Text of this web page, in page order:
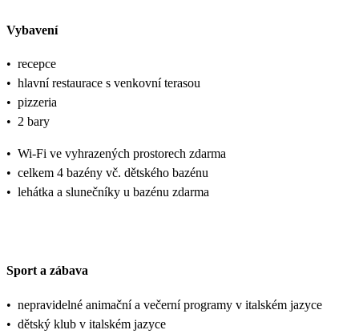
Vybavení
• recepce
• hlavní restaurace s venkovní terasou
• pizzeria
• 2 bary
• Wi-Fi ve vyhrazených prostorech zdarma
• celkem 4 bazény vč. dětského bazénu
• lehátka a slunečníky u bazénu zdarma
Sport a zábava
• nepravidelné animační a večerní programy v italském jazyce
• dětský klub v italském jazyce